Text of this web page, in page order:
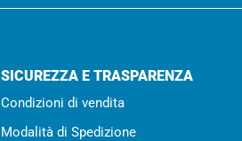
SICUREZZA E TRASPARENZA
Condizioni di vendita
Modalità di Spedizione